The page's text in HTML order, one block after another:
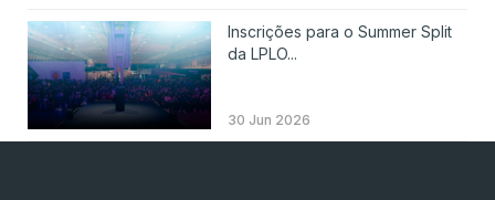
Inscrições para o Summer Split
da LPLO...
30 Jun 2026